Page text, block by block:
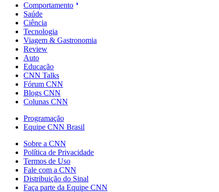
Comportamento
Saúde
Ciência
Tecnologia
Viagem & Gastronomia
Review
Auto
Educação
CNN Talks
Fórum CNN
Blogs CNN
Colunas CNN
Programação
Equipe CNN Brasil
Sobre a CNN
Política de Privacidade
Termos de Uso
Fale com a CNN
Distribuição do Sinal
Faça parte da Equipe CNN